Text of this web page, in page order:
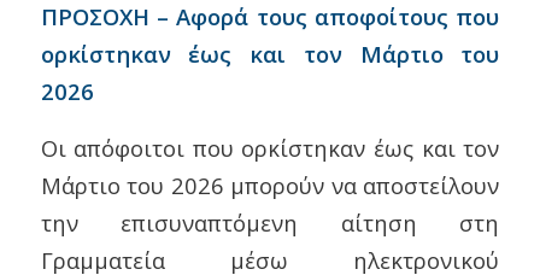
ΠΡΟΣΟΧΗ – Αφορά τους αποφοίτους που
ορκίστηκαν έως και τον Μάρτιο του
2026
Οι απόφοιτοι που ορκίστηκαν έως και τον
Μάρτιο του 2026 μπορούν να αποστείλουν
την επισυναπτόμενη αίτηση στη
Γραμματεία μέσω ηλεκτρονικού